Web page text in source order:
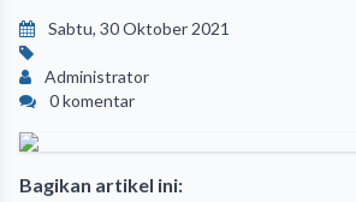
Sabtu, 30 Oktober 2021
Administrator
0 komentar
Bagikan artikel ini: